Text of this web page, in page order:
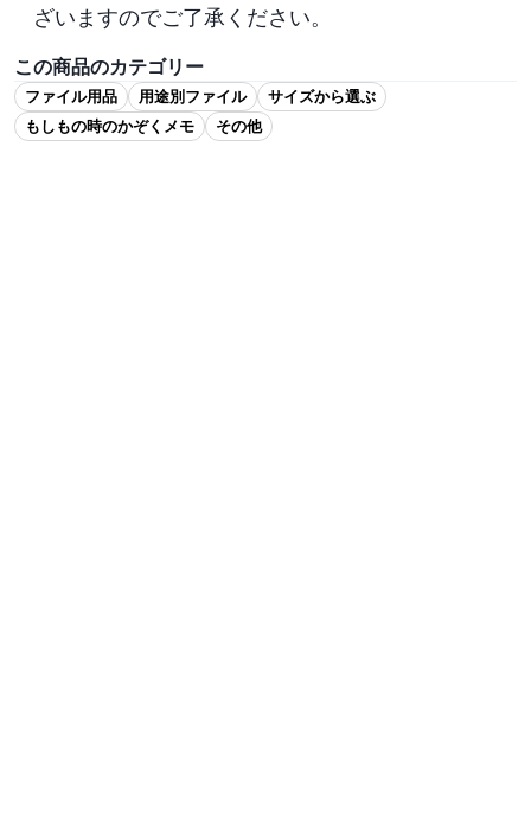
ざいますのでご了承ください。
この商品のカテゴリー
ファイル用品 用途別ファイル
サイズから選ぶ
もしもの時のかぞくメモ
その他